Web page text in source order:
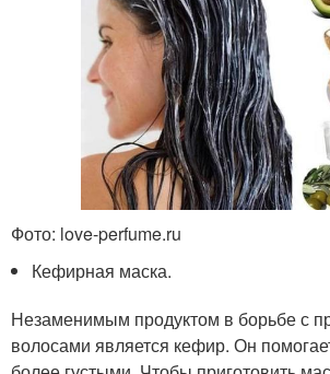
Фото: love-perfume.ru
Кефирная маска.
Незаменимым продуктом в борьбе с
волосами является кефир. Он